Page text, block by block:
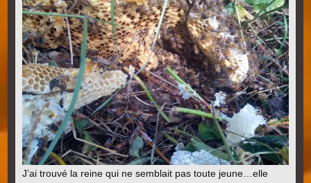
J’ai trouvé la reine qui ne semblait pas toute jeune…elle